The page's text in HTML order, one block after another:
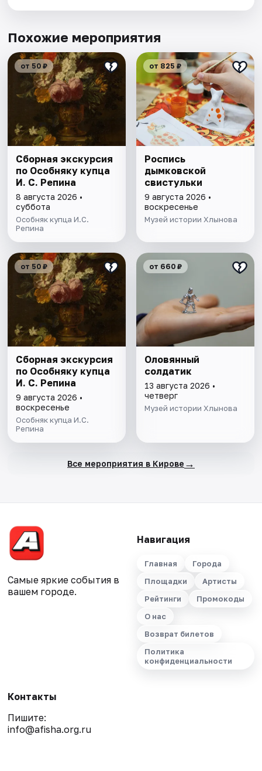
Похожие мероприятия
от 50 ₽
Сборная экскурсия
по Особняку купца
И. С. Репина
8 августа 2026 •
суббота
Особняк купца И.С.
Репина
от 825 ₽
Роспись
дымковской
свистульки
9 августа 2026 •
воскресенье
Музей истории Хлынова
от 50 ₽
Сборная экскурсия
по Особняку купца
И. С. Репина
9 августа 2026 •
воскресенье
Особняк купца И.С.
Репина
от 660 ₽
Оловянный
солдатик
13 августа 2026 •
четверг
Музей истории Хлынова
Все мероприятия в Кирове →
Самые яркие события в
вашем городе.
Навигация
Главная
Города
Площадки
Артисты
Рейтинги
Промокоды
О нас
Возврат билетов
Политика
конфиденциальности
Контакты
Пишите:
info@afisha.org.ru